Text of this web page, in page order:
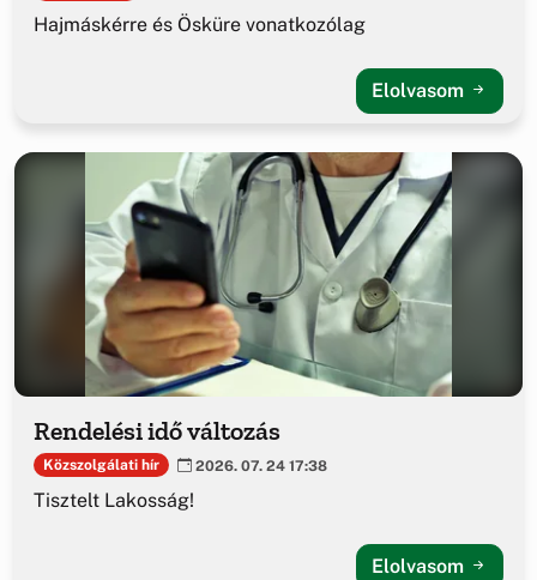
Hajmáskérre és Ösküre vonatkozólag
Elolvasom
Rendelési idő változás
Közszolgálati hír 2026. 07. 24 17:38
Tisztelt Lakosság!
Elolvasom